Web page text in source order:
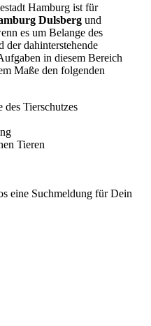
Hamburg ist für
Dulsberg und
es um Belange des
der dahinterstehende
in diesem Bereich
Maße den folgenden
Tierschutzes
Tieren
eine Suchmeldung für Dein